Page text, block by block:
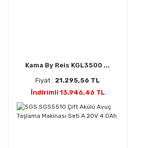
Kama By Reis KGL3500 ...
Fiyat : 21.295,56 TL
İndirimli 13.946,46 TL